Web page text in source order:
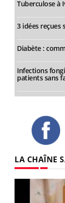
Tuberculose à
3 idées reçues
Diabète :
Infections
patients sans
LA CHAÎNE